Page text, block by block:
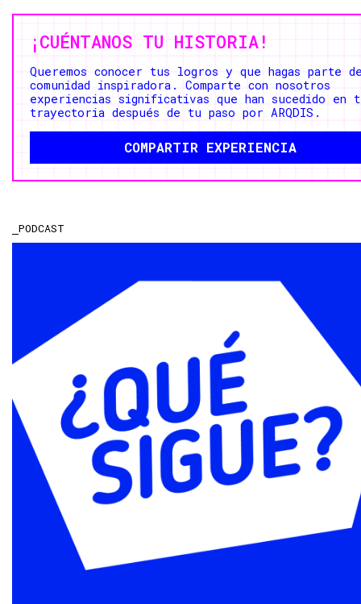
¡CUÉNTANOS TU HISTORIA!
Queremos conocer tus logros y que hagas parte
comunidad inspiradora. Comparte con nosotros
experiencias significativas que han sucedido en
trayectoria después de tu paso por ARQDIS.
COMPARTIR EXPERIENCIA
PODCAST